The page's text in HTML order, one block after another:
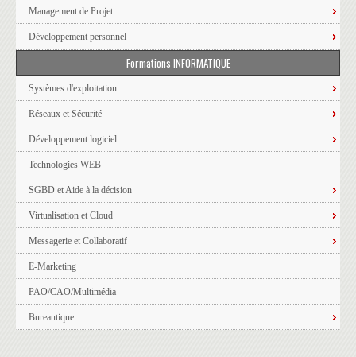
Management de Projet
Développement personnel
Formations INFORMATIQUE
Systèmes d'exploitation
Réseaux et Sécurité
Développement logiciel
Technologies WEB
SGBD et Aide à la décision
Virtualisation et Cloud
Messagerie et Collaboratif
E-Marketing
PAO/CAO/Multimédia
Bureautique